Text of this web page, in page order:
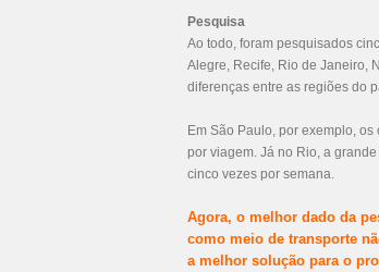
Pesquisa
Ao todo, foram pesquisados
Alegre, Recife, Rio de Janeiro,
diferenças entre as regiões do
Em São Paulo, por exemplo,
por viagem. Já no Rio, a
cinco vezes por semana.
Agora, o melhor dado da
como meio de transporte
a melhor solução para o